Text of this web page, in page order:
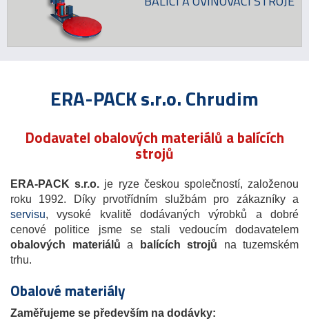
ERA-PACK s.r.o. Chrudim
Dodavatel obalových materiálů a balících
strojů
ERA-PACK s.r.o. je ryze českou společností, založenou
roku 1992. Díky prvotřídním službám pro zákazníky a
servisu, vysoké kvalitě dodávaných výrobků a dobré
cenové politice jsme se stali vedoucím dodavatelem
obalových materiálů a balících strojů na tuzemském
trhu.
Obalové materiály
Zaměřujeme se především na dodávky: